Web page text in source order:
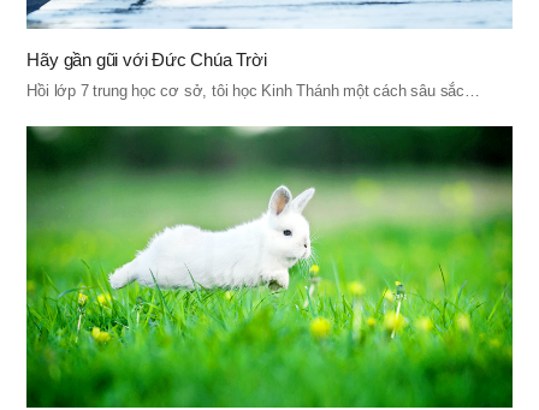
Hãy gần gũi với Đức Chúa Trời
Hồi lớp 7 trung học cơ sở, tôi học Kinh Thánh một cách sâu sắc…